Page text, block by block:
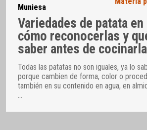
Muniesa
Variedades de patata en
cómo reconocerlas y
saber antes de
Todas las patatas no son iguales, ya lo
porque cambien de forma, color o
también en su contenido en agua, en
…